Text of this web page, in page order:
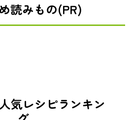
読みもの(PR)
気レシピランキン